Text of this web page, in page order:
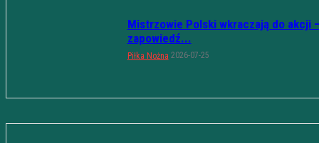
Mistrzowie Polski wkraczają do akcji
zapowiedź...
Piłka Nożna 2026-07-25